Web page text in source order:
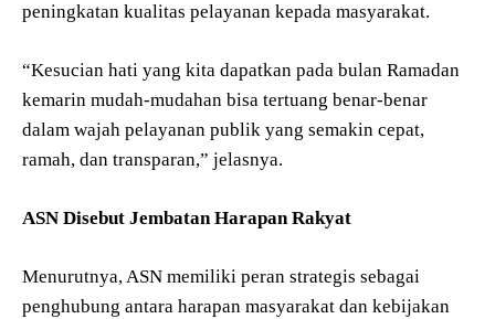
peningkatan kualitas pelayanan kepada masyarakat.
“Kesucian hati yang kita dapatkan pada bulan Ramadan
kemarin mudah-mudahan bisa tertuang benar-benar
dalam wajah pelayanan publik yang semakin cepat,
ramah, dan transparan,” jelasnya.
ASN Disebut Jembatan Harapan Rakyat
Menurutnya, ASN memiliki peran strategis sebagai
penghubung antara harapan masyarakat dan kebijakan